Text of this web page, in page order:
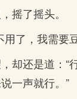
摇了摇头。
用了，我需要
却还是道：“
一声就行。”